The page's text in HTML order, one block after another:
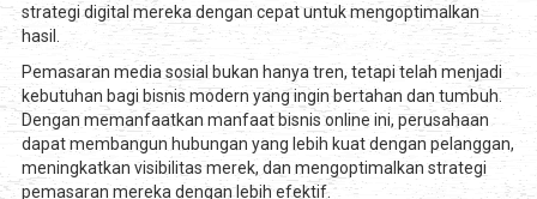
strategi digital mereka dengan cepat untuk mengoptimalkan
hasil.
Pemasaran media sosial bukan hanya tren, tetapi telah menjadi
kebutuhan bagi bisnis modern yang ingin bertahan dan tumbuh.
Dengan memanfaatkan manfaat bisnis online ini, perusahaan
dapat membangun hubungan yang lebih kuat dengan pelanggan,
meningkatkan visibilitas merek, dan mengoptimalkan strategi
pemasaran mereka dengan lebih efektif.